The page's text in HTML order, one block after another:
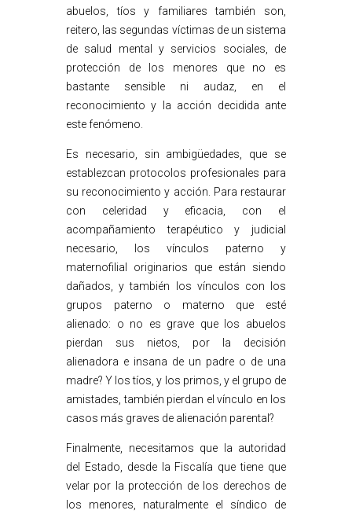
abuelos, tíos y familiares también son,
reitero, las segundas víctimas de un sistema
de salud mental y servicios sociales, de
protección de los menores que no es
bastante sensible ni audaz, en el
reconocimiento y la acción decidida ante
este fenómeno.
Es necesario, sin ambigüedades, que se
establezcan protocolos profesionales para
su reconocimiento y acción. Para restaurar
con celeridad y eficacia, con el
acompañamiento terapéutico y judicial
necesario, los vínculos paterno y
maternofilial originarios que están siendo
dañados, y también los vínculos con los
grupos paterno o materno que esté
alienado: o no es grave que los abuelos
pierdan sus nietos, por la decisión
alienadora e insana de un padre o de una
madre? Y los tíos, y los primos, y el grupo de
amistades, también pierdan el vínculo en los
casos más graves de alienación parental?
Finalmente, necesitamos que la autoridad
del Estado, desde la Fiscalía que tiene que
velar por la protección de los derechos de
los menores, naturalmente el síndico de